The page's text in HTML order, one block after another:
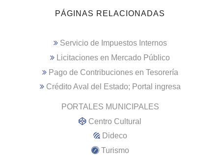
PÁGINAS RELACIONADAS
Servicio de Impuestos Internos
Licitaciones en Mercado Público
Pago de Contribuciones en Tesorería
Crédito Aval del Estado; Portal ingresa
PORTALES MUNICIPALES
Centro Cultural
Dideco
Turismo